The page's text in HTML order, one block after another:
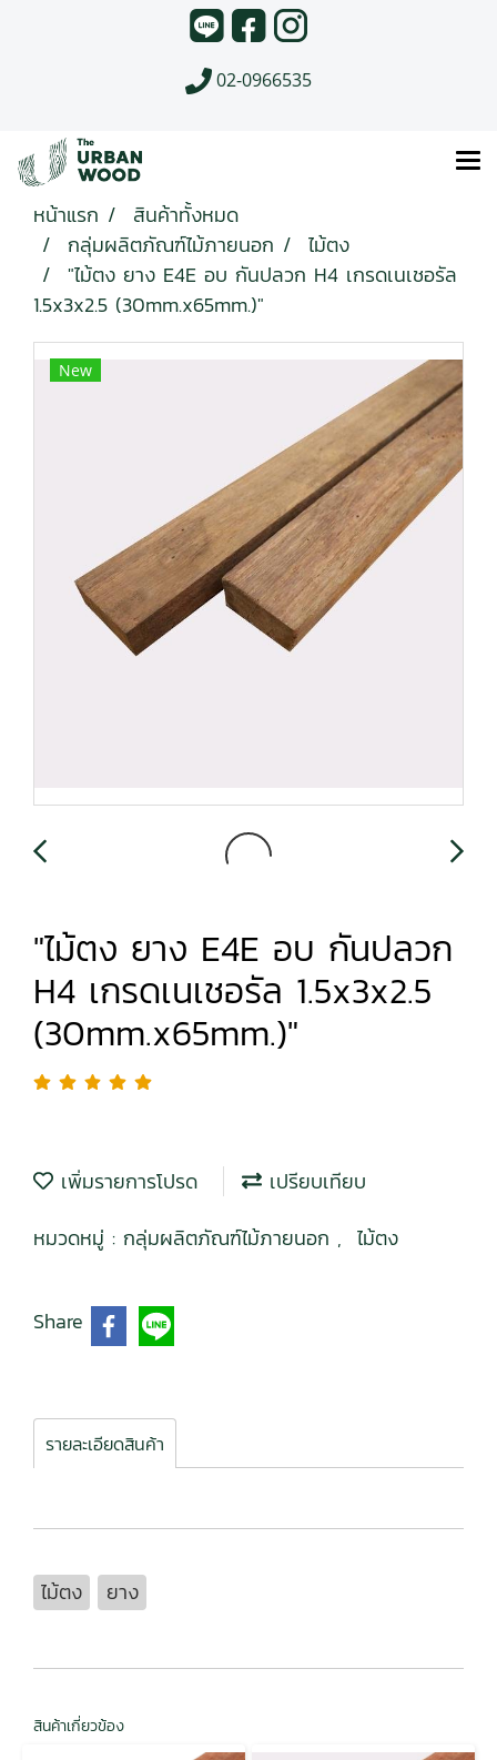
02-0966535
หน้าแรก
สินค้าทั้งหมด
กลุ่มผลิตภัณฑ์ไม้ภายนอก
ไม้ตง
"ไม้ตง ยาง E4E อบ กันปลวก H4 เกรดเนเชอรัล
1.5x3x2.5 (30mm.x65mm.)"
New
"ไม้ตง ยาง E4E อบ กันปลวก
H4 เกรดเนเชอรัล 1.5x3x2.5
(30mm.x65mm.)"
เพิ่มรายการโปรด
เปรียบเทียบ
หมวดหมู่ : กลุ่มผลิตภัณฑ์ไม้ภายนอก , ไม้ตง
Share
รายละเอียดสินค้า
ไม้ตง ยาง
สินค้าเกี่ยวข้อง